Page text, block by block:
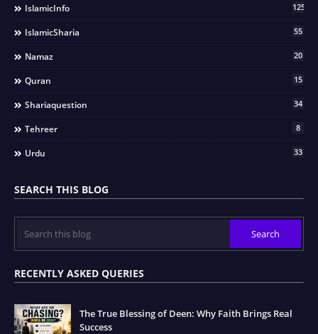
IslamicInfo 125
IslamicSharia 55
Namaz 20
Quran 15
Shariaquestion 34
Tehreer 8
Urdu 33
SEARCH THIS BLOG
RECENTLY ASKED QUERIES
The True Blessing of Deen: Why Faith Brings Real
Success